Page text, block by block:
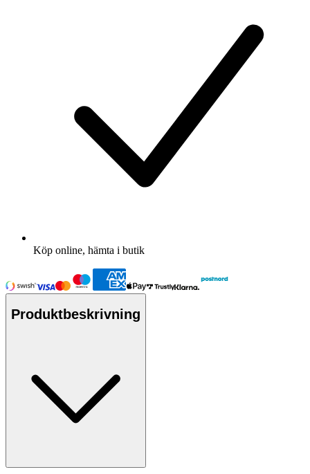
Köp online, hämta i butik
Produktbeskrivning